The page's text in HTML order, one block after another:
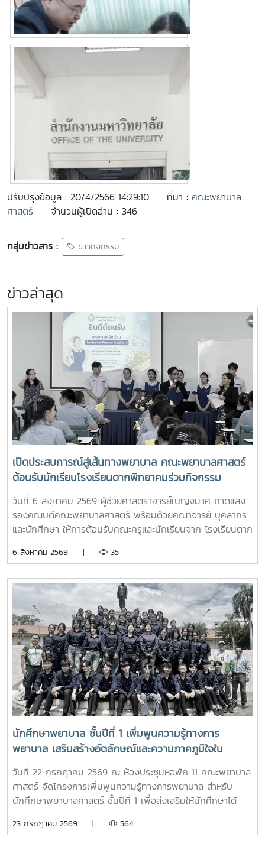
ปรับปรุงข้อมูล : 20/4/2566 14:29:10 ที่มา : คณะพยาบาล
ศาสตร์
จำนวนผู้เปิดอ่าน : 346
กลุ่มข่าวสาร : ข่าวกิจกรรม
ข่าวล่าสุด
เปิดประสบการณ์สู่เส้นทางพยาบาล คณะพยาบาลศาสตร์
ต้อนรับนักเรียนโรงเรียนตากพิทยาคมร่วมกิจกรรม
"Future Nurse Portfolio"
วันที่ 6 สิงหาคม 2569 ผู้ช่วยศาสตราจารย์เบญจมาศ ถาดแสง
รองคณบดีคณะพยาบาลศาสตร์ พร้อมด้วยคณาจารย์ บุคลากร
และนักศึกษา ให้การต้อนรับคณะครูและนักเรียนจาก โรงเรียนตาก
ศึกษาต่อด้านพยาบาลศาสตร์ ณ ห้อง E403 ชั้น 4ในการนี้ ผู้
หลักสูตรพยาบาลศาสตร์ ได้แนะนำหลักสูตรพยาบาลศาสตร
บัณฑิต การจัดการเรียนการสอน การฝึกปฏิบัติ คุณสมบัติผู้
สมัคร และแนวทางการศึกษาต่อ เพื่อให้นักเรียนได้รับข้อมูลที่ถูก
ต้อง สามารถนำไปใช้ประกอบการวางแผนศึกษาต่อระดับ
อุดมศึกษาพร้อมกันนี้ ตัวแทนนักศึกษาพยาบาลชั้นปีที่ 4 ได้ร่วม
แลกเปลี่ยนประสบการณ์การเรียน การใช้ชีวิตในรั้วมหาวิทยาลัย
การฝึกงาน เพื่อสร้างแรงบันดาลใจให้กับน้องๆผ่านกิจกรรม
Student Talkช่วงท้ายของกิจกรรม คณะนักเรียนได้เยี่ยมชมห้อง
ปฏิบัติการพยาบาล ตามกิจกรรม “Future Nurse Portfolio”
ทดลองฝึกปฏิบัติทักษะทางการพยาบาลเบื้องต้น อาทิ การวัด
สัญญาณชีพ การช่วยฟื้นคืนชีพ (CPR) การฝึกพันผ้า การฝึก
ทักษะการฉีดยาเบื้องต้นกับหุ่นจำลอง และกายวิพากษ์ โดยมี
อาจารย์และนักศึกษาพยาบาลคอยให้คำแนะนำอย่างใกล้ชิด
บรรยากาศเต็มไปด้วยความอบอุ่น สนุกสนาน เป็นกันเอง
นักเรียนให้ความสนใจเข้าร่วมกิจกรรมเป็นอย่างมาก ตลอดจนซัก
ถามแลกเปลี่ยนความคิดเห็นกับคณาจารย์และรุ่นพี่นักศึกษาใน
เวลาอ่านหนังสือ เป็นต้นอย่างไรก็ตาม การศึกษาดูงานครั้งนี้
6 สิงหาคม 2569 | 35
นักศึกษาพยาบาล ชั้นปีที่ 1 เพิ่มพูนความรู้ทางการ
พยาบาล เสริมสร้างอัตลักษณ์และความภาคภูมิใจใน
สถาบัน ภายใต้รายวิชา แม่โจ้วิถีใหม่
วันที่ 22 กรกฎาคม 2569 ณ ห้องประชุมหอพัก 11 คณะพยาบาล
ศาสตร์ จัดโครงการเพิ่มพูนความรู้ทางการพยาบาล สำหรับ
นักศึกษาพยาบาลศาสตร์ ชั้นปีที่ 1 เพื่อส่งเสริมให้นักศึกษาได้
มหาวิทยาลัย ตลอดจนปลูกฝังความภาคภูมิใจในความเป็น “ลูก
23 กรกฎาคม 2569 | 564